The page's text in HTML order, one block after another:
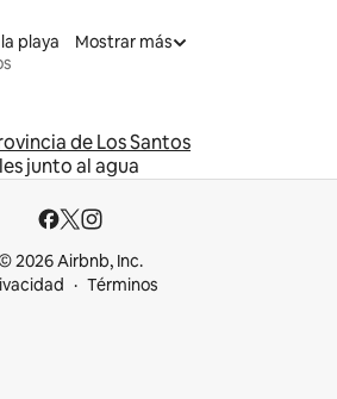
playa
Mostrar más
de Los Santos
junto al agua
2026 Airbnb, Inc.
Términos